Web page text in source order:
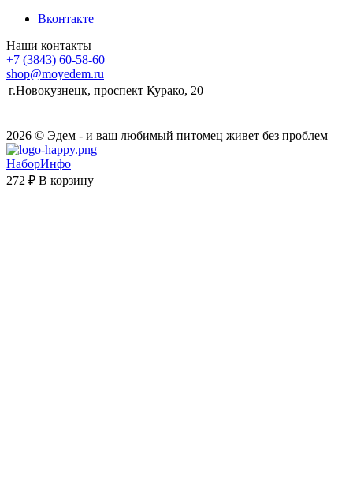
Вконтакте
Наши контакты
+7 (3843) 60-58-60
shop@moyedem.ru
г.Новокузнецк, проспект Курако, 20
2026 © Эдем - и ваш любимый питомец живет без проблем
НаборИнфо
272 ₽ В корзину